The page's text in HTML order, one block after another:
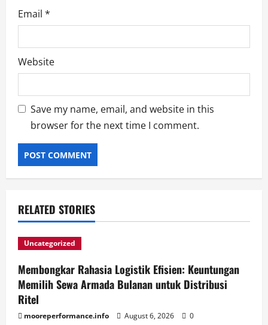
Email *
Website
Save my name, email, and website in this
browser for the next time I comment.
RELATED STORIES
Uncategorized
Membongkar Rahasia Logistik Efisien: Keuntungan
Memilih Sewa Armada Bulanan untuk Distribusi
Ritel
mooreperformance.info August 6, 2026 0